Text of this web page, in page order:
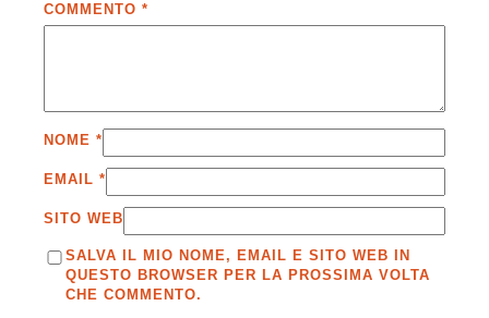
COMMENTO *
NOME *
EMAIL *
SITO WEB
SALVA IL MIO NOME, EMAIL E SITO WEB IN
QUESTO BROWSER PER LA PROSSIMA VOLTA
CHE COMMENTO.